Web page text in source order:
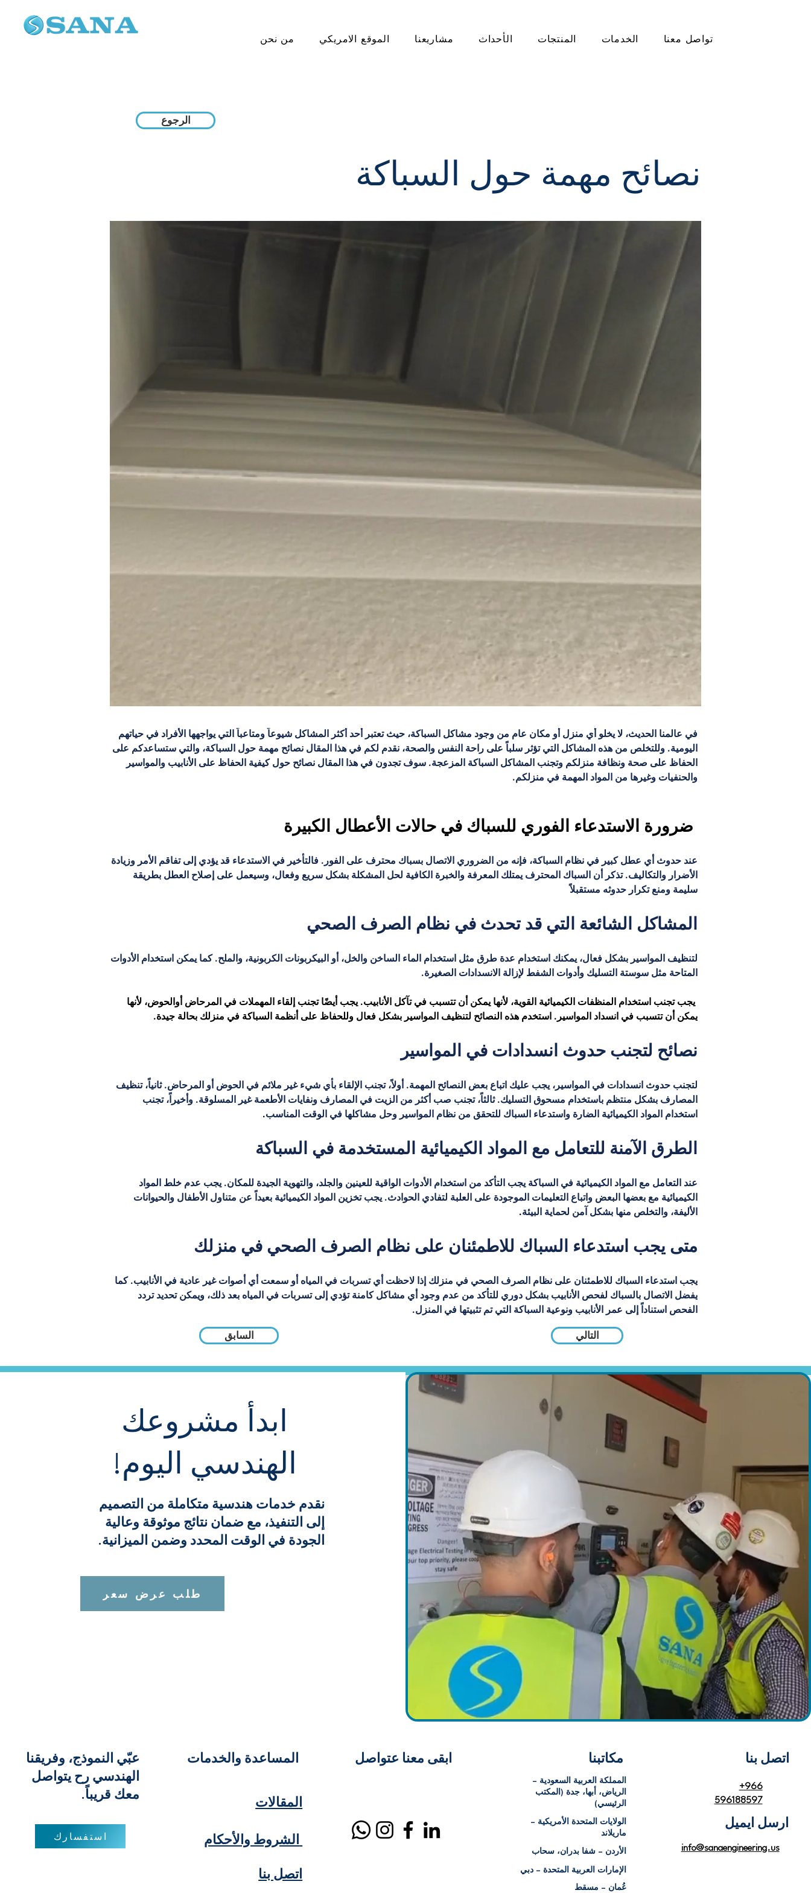
من نحن الموقع الامريكي مشاريعنا الأحداث المنتجات الخدمات تواصل معنا
الرجوع
نصائح مهمة حول السباكة
في عالمنا الحديث، لا يخلو أي منزل أو مكان عام من وجود مشاكل السباكة، حيث تعتبر أحد أكثر المشاكل شيوعاً ومتاعباً التي يواجهها الأفراد في حياتهم
اليومية. وللتخلص من هذه المشاكل التي تؤثر سلباً على راحة النفس والصحة، نقدم لكم في هذا المقال نصائح مهمة حول السباكة، والتي ستساعدكم على
الحفاظ على صحة ونظافة منزلكم وتجنب المشاكل السباكة المزعجة. سوف تجدون في هذا المقال نصائح حول كيفية الحفاظ على الأنابيب والمواسير
والحنفيات وغيرها من المواد المهمة في منزلكم.
ضرورة الاستدعاء الفوري للسباك في حالات الأعطال الكبيرة
عند حدوث أي عطل كبير في نظام السباكة، فإنه من الضروري الاتصال بسباك محترف على الفور. فالتأخير في الاستدعاء قد يؤدي إلى تفاقم الأمر وزيادة
الأضرار والتكاليف. تذكر أن السباك المحترف يمتلك المعرفة والخبرة الكافية لحل المشكلة بشكل سريع وفعال، وسيعمل على إصلاح العطل بطريقة
سليمة ومنع تكرار حدوثه مستقبلاً
المشاكل الشائعة التي قد تحدث في نظام الصرف الصحي
لتنظيف المواسير بشكل فعال، يمكنك استخدام عدة طرق مثل استخدام الماء الساخن والخل، أو البيكربونات الكربونية، والملح. كما يمكن استخدام الأدوات
المتاحة مثل سوستة التسليك وأدوات الشفط لإزالة الانسدادات الصغيرة.
يجب تجنب استخدام المنظفات الكيميائية القوية، لأنها يمكن أن تتسبب في تآكل الأنابيب. يجب أيضًا تجنب إلقاء المهملات في المرحاض أوالحوض، لأنها
يمكن أن تتسبب في انسداد المواسير. استخدم هذه النصائح لتنظيف المواسير بشكل فعال وللحفاظ على أنظمة السباكة في منزلك بحالة جيدة.
نصائح لتجنب حدوث انسدادات في المواسير
لتجنب حدوث انسدادات في المواسير، يجب عليك اتباع بعض النصائح المهمة. أولاً، تجنب الإلقاء بأي شيء غير ملائم في الحوض أو المرحاض. ثانياً، تنظيف
المصارف بشكل منتظم باستخدام مسحوق التسليك. ثالثاً، تجنب صب أكثر من الزيت في المصارف ونفايات الأطعمة غير المسلوقة. وأخيراً، تجنب
استخدام المواد الكيميائية الضارة واستدعاء السباك للتحقق من نظام المواسير وحل مشاكلها في الوقت المناسب.
الطرق الآمنة للتعامل مع المواد الكيميائية المستخدمة في السباكة
عند التعامل مع المواد الكيميائية في السباكة يجب التأكد من استخدام الأدوات الواقية للعينين والجلد، والتهوية الجيدة للمكان. يجب عدم خلط المواد
الكيميائية مع بعضها البعض واتباع التعليمات الموجودة على العلبة لتفادي الحوادث. يجب تخزين المواد الكيميائية بعيداً عن متناول الأطفال والحيوانات
الأليفة، والتخلص منها بشكل آمن لحماية البيئة.
متى يجب استدعاء السباك للاطمئنان على نظام الصرف الصحي في منزلك
يجب استدعاء السباك للاطمئنان على نظام الصرف الصحي في منزلك إذا لاحظت أي تسربات في المياه أو سمعت أي أصوات غير عادية في الأنابيب. كما
يفضل الاتصال بالسباك لفحص الأنابيب بشكل دوري للتأكد من عدم وجود أي مشاكل كامنة تؤدي إلى تسربات في المياه بعد ذلك، ويمكن تحديد تردد
الفحص استناداً إلى عمر الأنابيب ونوعية السباكة التي تم تثبيتها في المنزل.
السابق التالي
عبّي النموذج، وفريقنا
الهندسي رح يتواصل
معك قريباً.
استفسارك
المقالات
اتصل بنا
المملكة العربية السعودية –
الرياض، أبها، جدة (المكتب
الرئيسي)
الولايات المتحدة الأمريكية –
ماريلاند
الأردن – شفا بدران، سحاب
الإمارات العربية المتحدة – دبي
عُمان – مسقط
اتصل بنا
+966
596188597
ارسل ايميل
info@sanaengineering.us
ابدأ مشروعك
الهندسي اليوم!
نقدم خدمات هندسية متكاملة من التصميم
إلى التنفيذ، مع ضمان نتائج موثوقة وعالية
الجودة في الوقت المحدد وضمن الميزانية.
طلب عرض سعر